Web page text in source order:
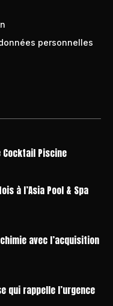
personnelles
Piscine
à l’Asia Pool & Spa
avec l’acquisition
qui rappelle l’urgence